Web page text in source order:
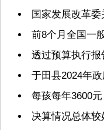
国家发展改革
前8个月全国一
透过预算执行报
于田县2024年
每孩每年3600
决算情况总体